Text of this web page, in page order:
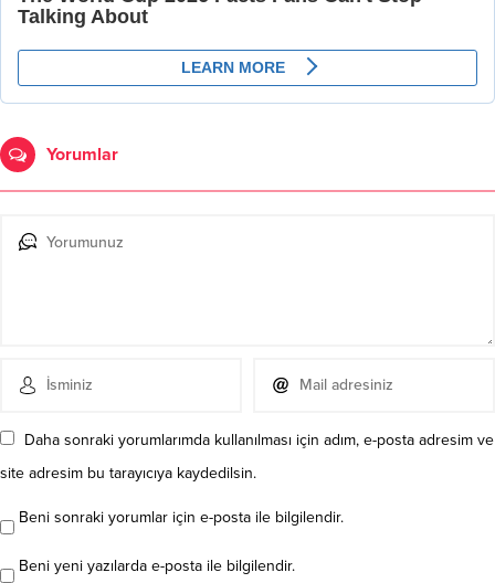
Yorumlar
Daha sonraki yorumlarımda kullanılması için adım, e-posta adresim ve
site adresim bu tarayıcıya kaydedilsin.
Beni sonraki yorumlar için e-posta ile bilgilendir.
Beni yeni yazılarda e-posta ile bilgilendir.